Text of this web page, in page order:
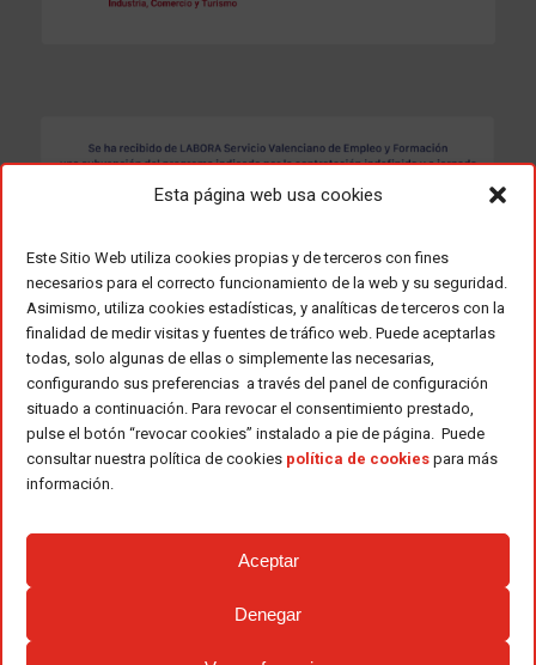
Esta página web usa cookies
Este Sitio Web utiliza cookies propias y de terceros con fines
necesarios para el correcto funcionamiento de la web y su seguridad.
Asimismo, utiliza cookies estadísticas, y analíticas de terceros con la
finalidad de medir visitas y fuentes de tráfico web. Puede aceptarlas
todas, solo algunas de ellas o simplemente las necesarias,
configurando sus preferencias a través del panel de configuración
situado a continuación. Para revocar el consentimiento prestado,
pulse el botón “revocar cookies” instalado a pie de página. Puede
consultar nuestra política de cookies política de cookies para más
información.
Aceptar
Denegar